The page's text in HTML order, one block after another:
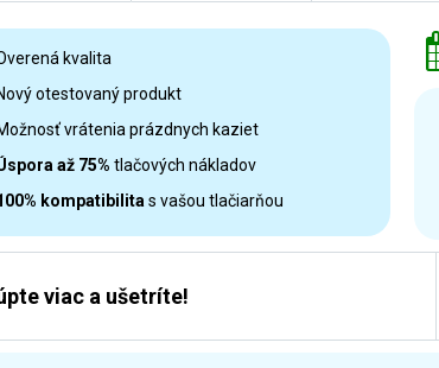
kvalita
otestovaný produkt
vrátenia prázdnych kaziet
až 75% tlačových nákladov
kompatibilita s vašou tlačiarňou
viac a ušetríte!